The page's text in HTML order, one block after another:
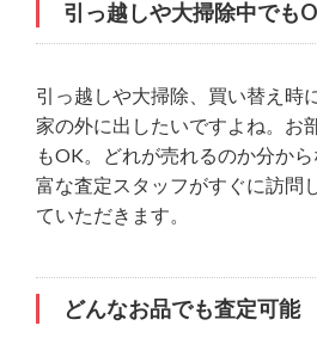
引っ越しや大掃除中でも
引っ越しや大掃除、買い替え時
家の外に出したいですよね。お
もOK。どれが売れるのか分か
富な査定スタッフがすぐに訪問
ていただきます。
どんなお品でも査定可能